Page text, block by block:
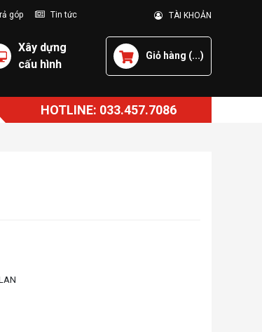
góp Tin tức TÀI KHOẢN
Xây dựng
cấu hình
Giỏ hàng (...)
HOTLINE: 033.457.7086